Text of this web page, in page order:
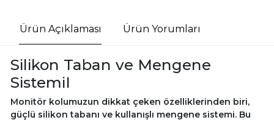
Ürün Açıklaması Ürün Yorumları
Silikon Taban ve Mengene
SistemiI
Monitör kolumuzun dikkat çeken özelliklerinden biri,
güçlü silikon tabanı ve kullanışlı mengene sistemi. Bu